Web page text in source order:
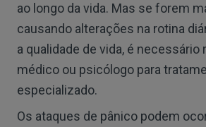
ao longo da vida. Mas se forem
causando alterações na rotina
a qualidade de vida, é necessário
médico ou psicólogo para
especializado.
Os ataques de pânico podem